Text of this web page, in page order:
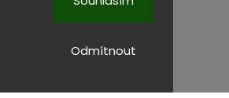
Odmítnout